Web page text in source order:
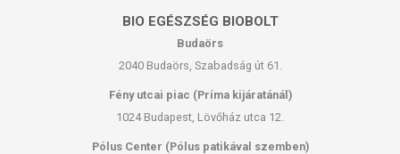
BIO EGÉSZSÉG BIOBOLT
Budaörs
2040 Budaörs, Szabadság út 61.
Fény utcai piac (Príma kijáratánál)
1024 Budapest, Lövőház utca 12.
Pólus Center (Pólus patikával szemben)